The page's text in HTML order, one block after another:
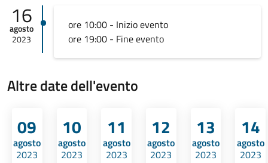
16
agosto
2023
ore 10:00 - Inizio evento
ore 19:00 - Fine evento
Altre date dell'evento
09
agosto
2023
10
agosto
2023
11
agosto
2023
12
agosto
2023
13
agosto
2023
14
agosto
2023